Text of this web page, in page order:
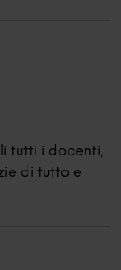
tutti i docenti,
di tutto e